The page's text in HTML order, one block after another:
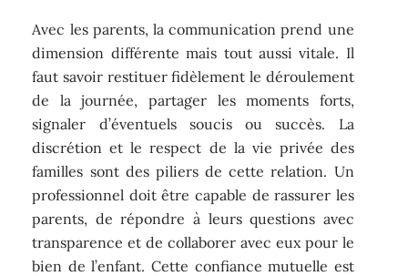
Avec les parents, la communication prend une
dimension différente mais tout aussi vitale. Il
faut savoir restituer fidèlement le déroulement
de la journée, partager les moments forts,
signaler d’éventuels soucis ou succès. La
discrétion et le respect de la vie privée des
familles sont des piliers de cette relation. Un
professionnel doit être capable de rassurer les
parents, de répondre à leurs questions avec
transparence et de collaborer avec eux pour le
bien de l’enfant. Cette confiance mutuelle est